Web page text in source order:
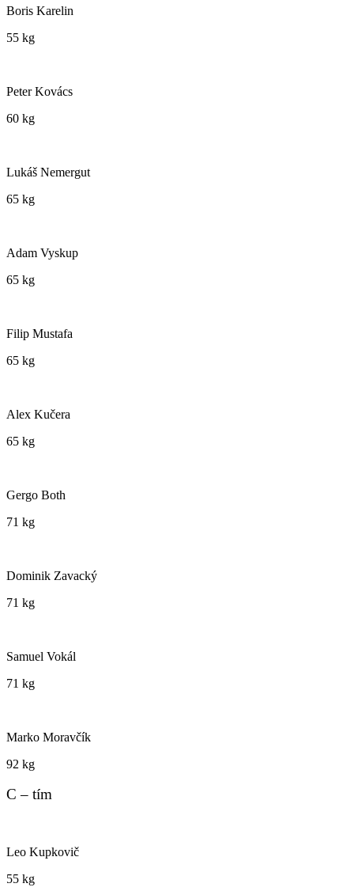
Boris Karelin
55 kg
Peter Kovács
60 kg
Lukáš Nemergut
65 kg
Adam Vyskup
65 kg
Filip Mustafa
65 kg
Alex Kučera
65 kg
Gergo Both
71 kg
Dominik Zavacký
71 kg
Samuel Vokál
71 kg
Marko Moravčík
92 kg
C – tím
Leo Kupkovič
55 kg